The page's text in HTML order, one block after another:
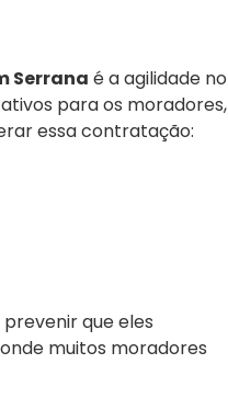
Serrana é a agilidade no
para os moradores,
essa contratação:
que eles
muitos moradores